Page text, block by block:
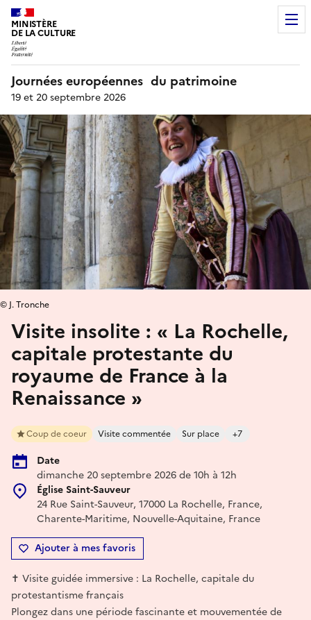
MINISTÈRE
DE LA CULTURE
Journées européennes du patrimoine
19 et 20 septembre 2026
Visite insolite : « La Rochelle,
capitale protestante du
royaume de France à la
Renaissance »
Coup de coeur Visite commentée Sur place +7
Date
dimanche 20 septembre 2026 de 10h à 12h
Église Saint-Sauveur
24 Rue Saint-Sauveur, 17000 La Rochelle, France,
Charente-Maritime, Nouvelle-Aquitaine, France
Ajouter à mes favoris
© J. Tronche
✝️ Visite guidée immersive : La Rochelle, capitale du
protestantisme français
Plongez dans une période fascinante et mouvementée de